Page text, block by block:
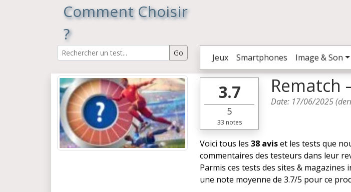
Comment Choisir
?
Jeux Smartphones Image & Son
3.7
5
33 notes
Date: 17/06/2025
Voici tous les 38 aviset les tests que
commentaires des testeurs dans leur
Parmis ces tests des sites &
une note moyenne de 3.7/5 pour ce